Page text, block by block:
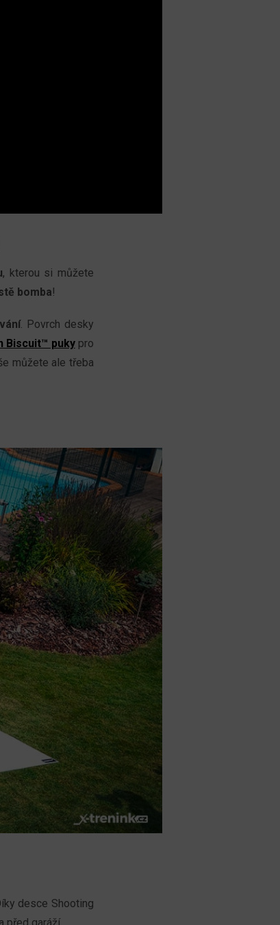
, kterou si můžete
bomba!
. Povrch desky
Biscuit™ pukypro
můžete ale třeba
desce Shooting
před garáží.